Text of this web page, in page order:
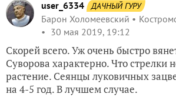
user_6334 ДАЧНЫЙ ГУРУ
Барон Холомеевский
30 мая 2019, 19:12
Скорей всего. Уж очень быстро
Суворова характерно. Что стрелки
растение. Сеянцы луковичных
на 4-5 год. В лучшем случае.